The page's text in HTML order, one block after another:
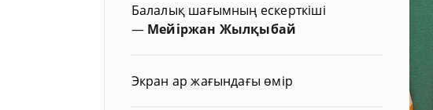
Балалық шағымның ескерткіші
— Мейіржан Жылқыбай
Экран ар жағындағы өмір